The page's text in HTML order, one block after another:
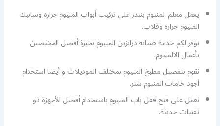
يعمل معلم المنيوم بنيدر على تركيب أبواب المنيوم جرارة وشابيك
المنيوم جرارة وقلاب.
نوفر لكم خدمة صيانة درابزين المنيوم بخبرة أفضل المختصين
بأعمال الالمنيوم.
نقوم بتفصيل مطبخ المنيوم بمختلف الموديلات و أيضا استخدام
أجود خامات المنيوم شتر.
نعمل على فتح قفل باب المنيوم باستخدام أفضل الأجهزة ذو
تقنيات حديثة.